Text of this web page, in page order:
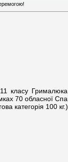
класу
70 обласної
категорія 100